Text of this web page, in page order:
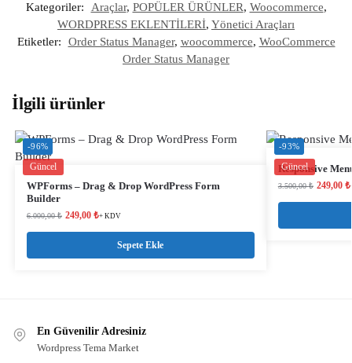
Kategoriler: Araçlar, POPÜLER ÜRÜNLER, Woocommerce,
WORDPRESS EKLENTİLERİ, Yönetici Araçları
Etiketler:
Order Status Manager, woocommerce, WooCommerce
Order Status Manager
İlgili ürünler
-96%
Güncel
WPForms – Drag & Drop WordPress Form
Builder
6.000,00₺ 249,00 ₺+ KDV
Sepete Ekle
-93%
Güncel
Responsive
3.500,00₺ 249,00 ₺
En Güvenilir Adresiniz
Wordpress Tema Market